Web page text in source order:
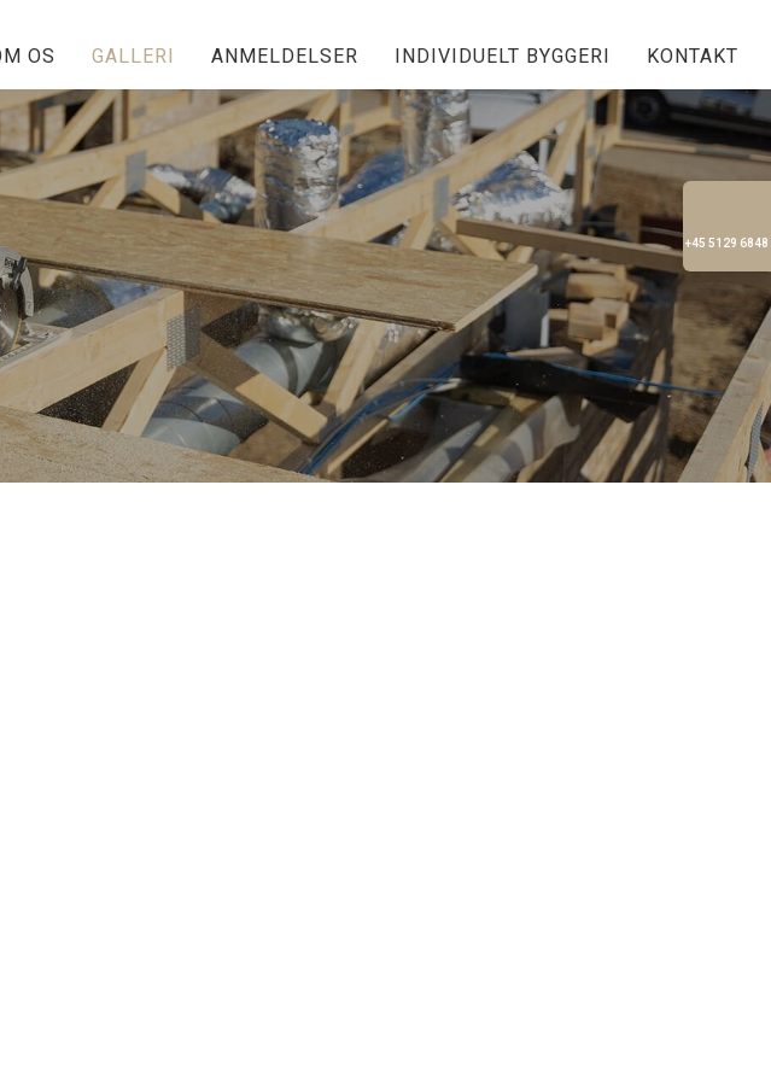
OS GALLERI ANMELDELSER INDIVIDUELT BYGGERI KONTAKT
+45 5129 6848